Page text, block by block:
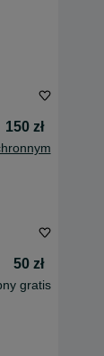
150 zł
50 zł
gratis